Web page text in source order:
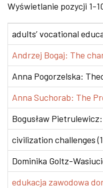
Wyświetlanie pozycji 1-
adults’ vocational
Andrzej Bogaj: The
Anna Pogorzelska:
Anna Suchorab: The
Bogusław
civilization challenges
Dominika Goltz-
edukacja zawodowa